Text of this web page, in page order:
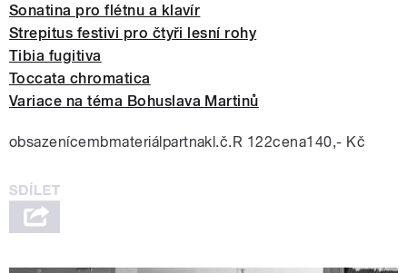
Sonatina pro flétnu a klavír
Strepitus festivi pro čtyři lesní rohy
Tibia fugitiva
Toccata chromatica
Variace na téma Bohuslava Martinů
obsazenícembmateriálpartnakl.č.R 122cena140,- Kč